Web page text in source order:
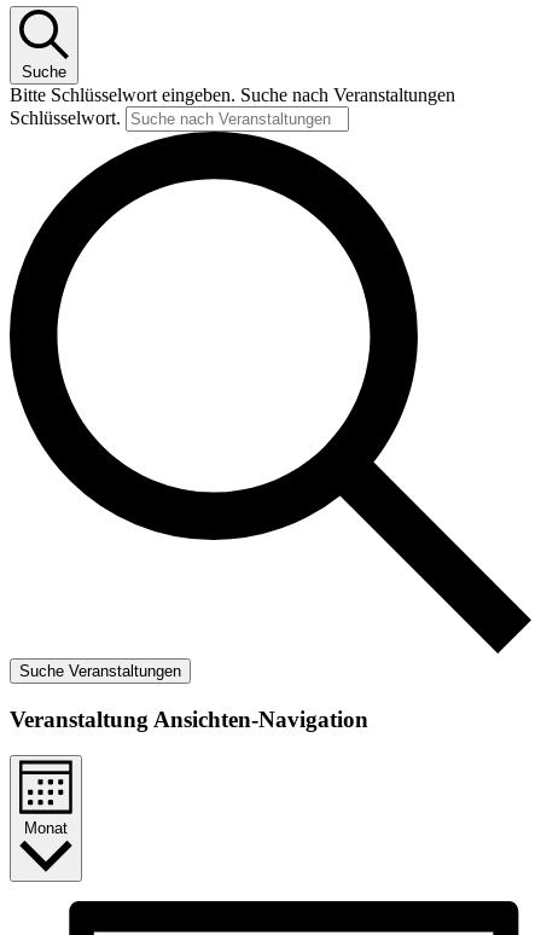
Suche
Bitte Schlüsselwort eingeben. Suche nach Veranstaltungen
Schlüsselwort.
Suche Veranstaltungen
Veranstaltung Ansichten-Navigation
Monat